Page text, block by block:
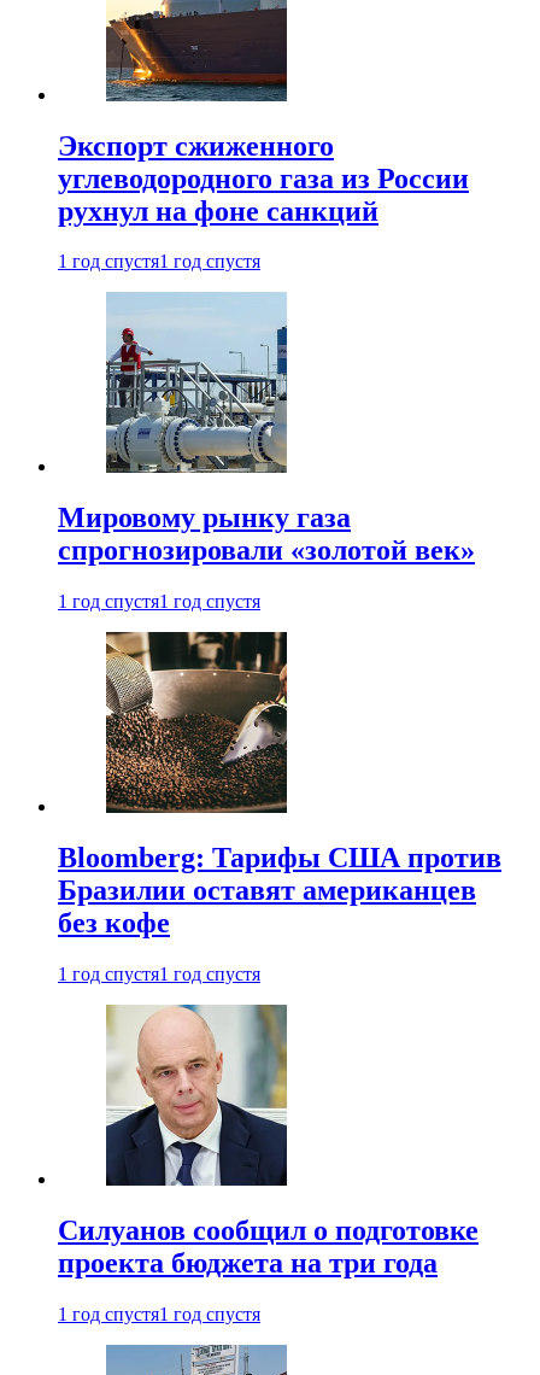
Экспорт сжиженного
углеводородного газа из России
рухнул на фоне санкций
1 год спустя1 год спустя
Мировому рынку газа
спрогнозировали «золотой век»
1 год спустя1 год спустя
Bloomberg: Тарифы США против
Бразилии оставят американцев
без кофе
1 год спустя1 год спустя
Силуанов сообщил о подготовке
проекта бюджета на три года
1 год спустя1 год спустя